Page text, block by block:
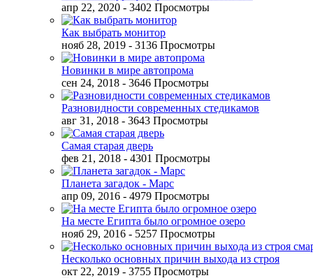
апр 22, 2020 - 3402 Просмотры
Как выбрать монитор
нояб 28, 2019 - 3136 Просмотры
Новинки в мире автопрома
сен 24, 2018 - 3646 Просмотры
Разновидности современных стедикамов
авг 31, 2018 - 3643 Просмотры
Самая старая дверь
фев 21, 2018 - 4301 Просмотры
Планета загадок - Марс
апр 09, 2016 - 4979 Просмотры
На месте Египта было огромное озеро
нояб 29, 2016 - 5257 Просмотры
Несколько основных причин выхода из строя
окт 22, 2019 - 3755 Просмотры